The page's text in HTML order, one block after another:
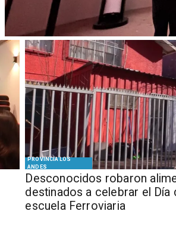
PROVINCIA LOS
ANDES
Desconocidos robaron
destinados a celebrar el Día
escuela Ferroviaria